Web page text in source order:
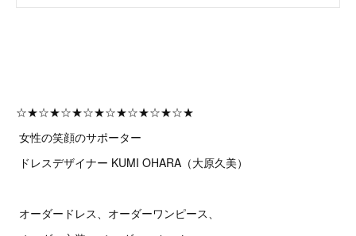
☆★☆★☆★☆★☆★☆★☆★☆★
女性の笑顔のサポーター
ドレスデザイナー KUMI OHARA（大原久美）
オーダードレス、オーダーワンピース、